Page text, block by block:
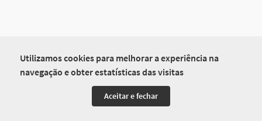
Utilizamos cookies para melhorar a experiência na
navegação e obter estatísticas das visitas
Aceitar e fechar